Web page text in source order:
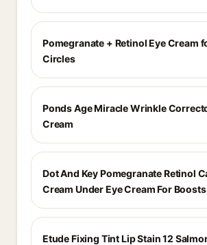
Pomegranate + Retinol Eye Cream
Circles
Ponds Age Miracle Wrinkle
Cream
Dot And Key Pomegranate Retinol
Cream Under Eye Cream For
Etude Fixing Tint Lip Stain 12